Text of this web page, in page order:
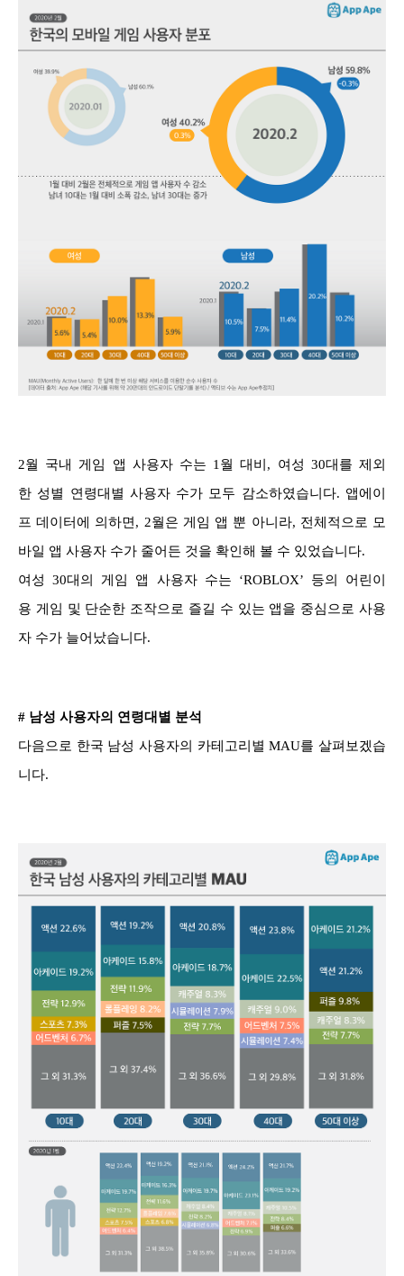
2월 국내 게임 앱 사용자 수는 1월 대비, 여성 30대를 제외
한 성별 연령대별 사용자 수가 모두 감소하였습니다. 앱에이
프 데이터에 의하면, 2월은 게임 앱 뿐 아니라, 전체적으로 모
바일 앱 사용자 수가 줄어든 것을 확인해 볼 수 있었습니다.
여성 30대의 게임 앱 사용자 수는 ‘ROBLOX’ 등의 어린이
용 게임 및 단순한 조작으로 즐길 수 있는 앱을 중심으로 사용
자 수가 늘어났습니다.
# 남성 사용자의 연령대별 분석
다음으로 한국 남성 사용자의 카테고리별 MAU를 살펴보겠습
니다.